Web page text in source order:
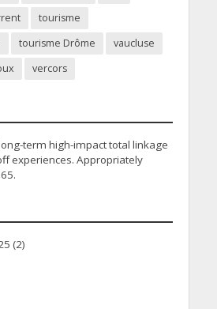
tourisme
tourisme Drôme
vaucluse
vercors
term high-impact total linkage
experiences. Appropriately
(2)